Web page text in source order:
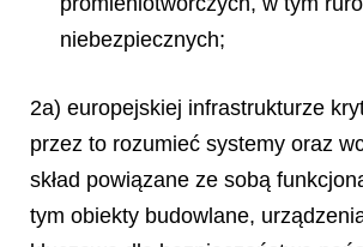
niebezpiecznych;
2a) europejskiej infrastrukturze
przez to rozumieć systemy oraz
skład powiązane ze sobą
tym obiekty budowlane,